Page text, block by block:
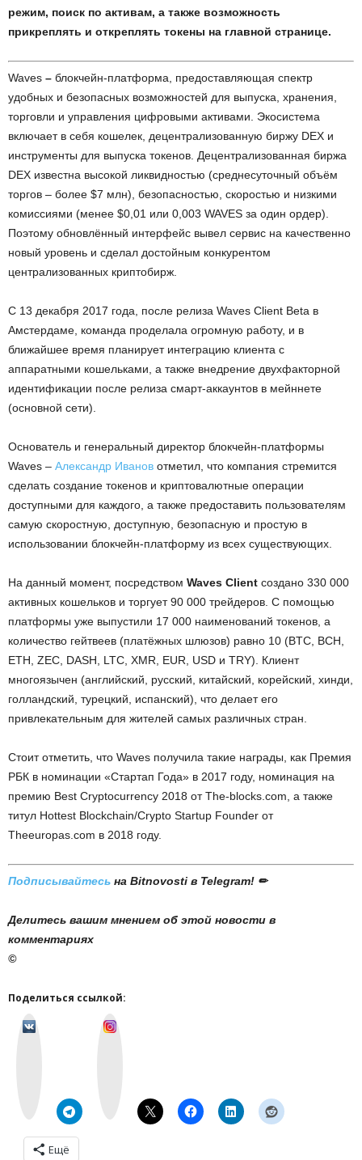
режим, поиск по активам, а также возможность
прикреплять и откреплять токены на главной странице.
Waves – блокчейн-платформа, предоставляющая спектр
удобных и безопасных возможностей для выпуска, хранения,
торговли и управления цифровыми активами. Экосистема
включает в себя кошелек, децентрализованную биржу DEX и
инструменты для выпуска токенов. Децентрализованная биржа
DEX известна высокой ликвидностью (среднесуточный объём
торгов – более $7 млн), безопасностью, скоростью и низкими
комиссиями (менее $0,01 или 0,003 WAVES за один ордер).
Поэтому обновлённый интерфейс вывел сервис на качественно
новый уровень и сделал достойным конкурентом
централизованных криптобирж.
С 13 декабря 2017 года, после релиза Waves Client Beta в
Амстердаме, команда проделала огромную работу, и в
ближайшее время планирует интеграцию клиента с
аппаратными кошельками, а также внедрение двухфакторной
идентификации после релиза смарт-аккаунтов в мейннете
(основной сети).
Основатель и генеральный директор блокчейн-платформы
Waves – Александр Иванов отметил, что компания стремится
сделать создание токенов и криптовалютные операции
доступными для каждого, а также предоставить пользователям
самую скоростную, доступную, безопасную и простую в
использовании блокчейн-платформу из всех существующих.
На данный момент, посредством Waves Client создано 330 000
активных кошельков и торгует 90 000 трейдеров. С помощью
платформы уже выпустили 17 000 наименований токенов, а
количество гейтвеев (платёжных шлюзов) равно 10 (BTC, BCH,
ETH, ZEC, DASH, LTC, XMR, EUR, USD и TRY). Клиент
многоязычен (английский, русский, китайский, корейский, хинди,
голландский, турецкий, испанский), что делает его
привлекательным для жителей самых различных стран.
Стоит отметить, что Waves получила такие награды, как Премия
РБК в номинации «Стартап Года» в 2017 году, номинация на
премию Best Cryptocurrency 2018 от The-blocks.com, а также
титул Hottest Blockchain/Crypto Startup Founder от
Theeuropas.com в 2018 году.
Подписывайтесь на Bitnovosti в Telegram! ✏
Делитесь вашим мнением об этой новости в
комментариях
©
Поделиться ссылкой:
Ещё